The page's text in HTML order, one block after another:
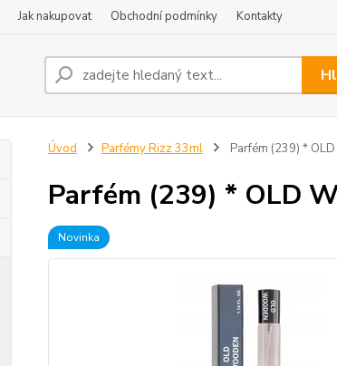
Jak nakupovat Obchodní podmínky Kontakty
Úvod Parfémy Rizz 33ml Parfém (239) *
Parfém (239) * OLD
Novinka